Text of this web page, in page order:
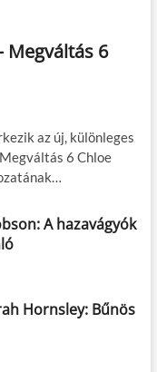
Megváltás 6
az új, különleges
6 Chloe
A hazavágyók
Hornsley: Bűnös